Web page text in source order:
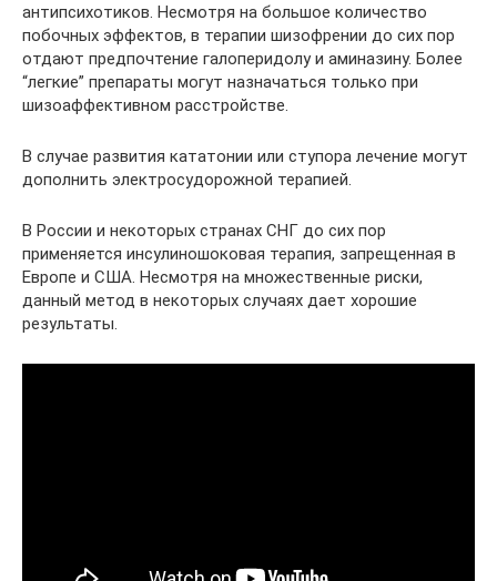
антипсихотиков. Несмотря на большое количество
побочных эффектов, в терапии шизофрении до сих пор
отдают предпочтение галоперидолу и аминазину. Более
“легкие” препараты могут назначаться только при
шизоаффективном расстройстве.
В случае развития кататонии или ступора лечение могут
дополнить электросудорожной терапией.
В России и некоторых странах СНГ до сих пор
применяется инсулиношоковая терапия, запрещенная в
Европе и США. Несмотря на множественные риски,
данный метод в некоторых случаях дает хорошие
результаты.